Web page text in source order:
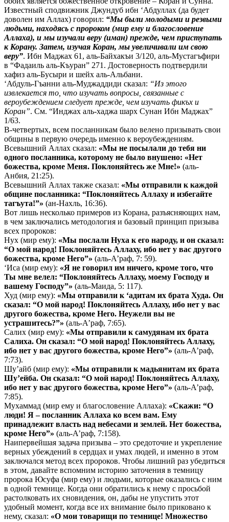
Известный сподвижник Джундуб ибн ‘Абдуллах (да будет
доволен им Аллах) говорил: “Мы были молодыми и резвыми
людьми, находясь с пророком (мир ему и благословение
Аллаха), и мы изучали веру (иман) прежде, чем приступать
к Корану. Затем, изучая Коран, мы увеличивали им свою
веру”. Ибн Маджах 61, аль-Байхакъи 3/120, аль-Мустагъфири
в “Фадаиль аль-Къуран” 271. Достоверность подтвердили
хафиз аль-Бусыри и шейх аль-Альбани.
‘Абдуль-Гъанни аль-Муджаддиди сказал: “Из этого
извлекается то, что изучать вопросы, связанные с
вероубеждением следует прежде, чем изучать фикъх и
Коран”. См. “Инджах аль-хаджа шарх Сунан Ибн Маджах”
1/63.
В-четвертых, всем посланникам было велено призывать свои
общины в первую очередь именно к вероубеждениям.
Всевышний Аллах сказал: «Мы не посылали до тебя ни
одного посланника, которому не было внушено: «Нет
божества, кроме Меня. Поклоняйтесь же Мне!» (аль-
Анбия, 21:25).
Всевышний Аллах также сказал: «Мы отправили к каждой
общине посланника: “Поклоняйтесь Аллаху и избегайте
тагъута!”» (ан-Нахль, 16:36).
Вот лишь несколько примеров из Корана, разъясняющих нам,
в чем заключались методология и базовый принцип призыва
всех пророков:
Нух (мир ему): «Мы послали Нуха к его народу, и он сказал:
“О мой народ! Поклоняйтесь Аллаху, ибо нет у вас другого
божества, кроме Него”» (аль-А’раф, 7: 59).
‘Иса (мир ему): «Я не говорил им ничего, кроме того, что
Ты мне велел: “Поклоняйтесь Аллаху, моему Господу и
вашему Господу”» (аль-Маида, 5: 117).
Худ (мир ему): «Мы отправили к ‘адитам их брата Худа. Он
сказал: “О мой народ! Поклоняйтесь Аллаху, ибо нет у вас
другого божества, кроме Него. Неужели вы не
устрашитесь?”» (аль-А’раф, 7:65).
Салих (мир ему): «Мы отправили к самудянам их брата
Салиха. Он сказал: “О мой народ! Поклоняйтесь Аллаху,
ибо нет у вас другого божества, кроме Него”» (аль-А’раф,
7:73).
Шу’айб (мир ему): «Мы отправили к мадьянитам их брата
Шу’ейба. Он сказал: “О мой народ! Поклоняйтесь Аллаху,
ибо нет у вас другого божества, кроме Него”» (аль-А’раф,
7:85).
Мухаммад (мир ему и благословение Аллаха): «Скажи: “О
люди! Я – посланник Аллаха ко всем вам. Ему
принадлежит власть над небесами и землей. Нет божества,
кроме Него”» (аль-А’раф, 7:158).
Наипервейшая задача призыва – это средоточие и укрепление
верных убеждений в сердцах и умах людей, и именно в этом
заключался метод всех пророков. Чтобы лишний раз убедиться
в этом, давайте вспомним историю заточения в темницу
пророка Юсуфа (мир ему) и людьми, которые оказались с ним
в одной темнице. Когда они обратились к нему с просьбой
растолковать их сновидения, он, дабы не упустить этот
удобный момент, когда все их внимание было приковано к
нему, сказал: «О мои товарищи по темнице! Множество